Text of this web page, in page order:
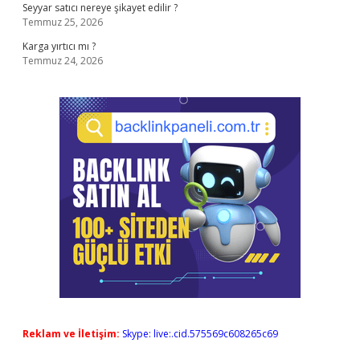
Seyyar satıcı nereye şikayet edilir ?
Temmuz 25, 2026
Karga yırtıcı mı ?
Temmuz 24, 2026
Reklam ve İletişim: Skype: live:.cid.575569c608265c69